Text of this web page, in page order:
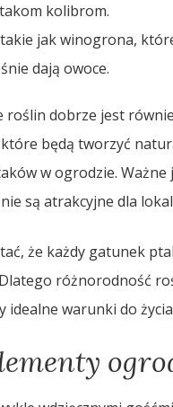
kolibrom.
jak winogrona,
dają owoce.
roślin dobrze jest
będą tworzyć
w ogrodzie.
są atrakcyjne dla
że każdy gatunek
różnorodność
idealne warunki do